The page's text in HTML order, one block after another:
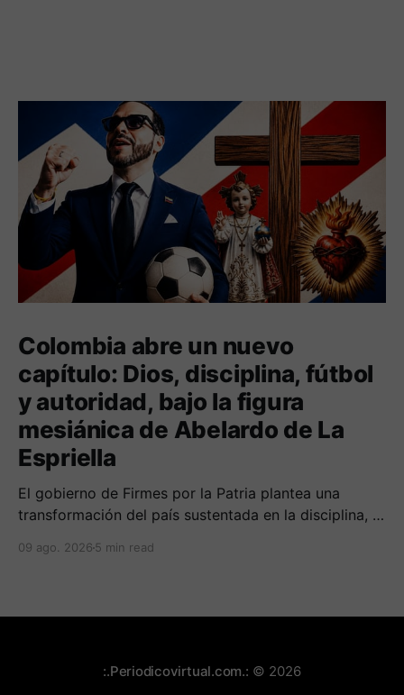
Colombia abre un nuevo
capítulo: Dios, disciplina, fútbol
y autoridad, bajo la figura
mesiánica de Abelardo de La
Espriella
El gobierno de Firmes por la Patria plantea una
transformación del país sustentada en la disciplina, el
una mayor presencia de los uniformados en el
09 ago. 2026 5 min read
:.Periodicovirtual.com.: © 2026